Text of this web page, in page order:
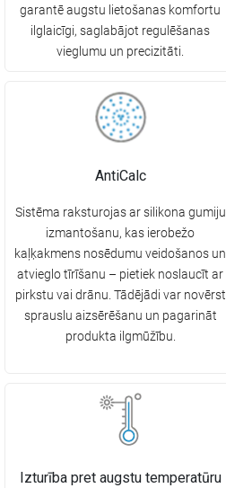
garantē augstu lietošanas komfortu
ilglaicīgi, saglabājot regulēšanas
vieglumu un precizitāti.
AntiCalc
Sistēma raksturojas ar silikona gumiju
izmantošanu, kas ierobežo
kaļķakmens nosēdumu veidošanos un
atvieglo tīrīšanu – pietiek noslaucīt ar
pirkstu vai drānu. Tādējādi var novērst
sprauslu aizsērēšanu un pagarināt
produkta ilgmūžību.
Izturība pret augstu temperatūru